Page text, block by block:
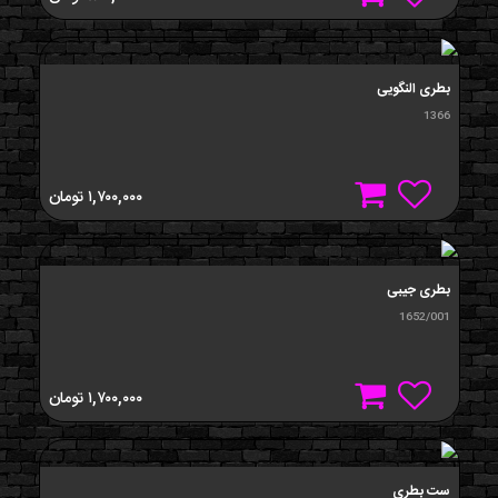
بطری النگویی
1366
۱,۷۰۰,۰۰۰تومان
بطری جیبی
1652/001
۱,۷۰۰,۰۰۰تومان
ست بطری